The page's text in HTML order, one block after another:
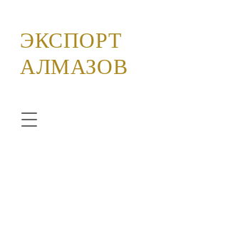
ЭКСПОРТ
АЛМАЗОВ